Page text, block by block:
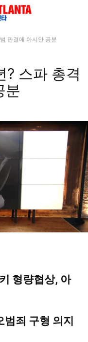
판결에 아시안 공분
스파 총격
분
형량협상, 아
죄 구형 의지